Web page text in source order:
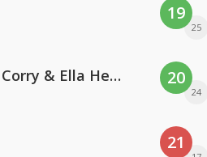
Nathan Dawe, Joel Corry & Ella Henderson
19
25
20
24
21